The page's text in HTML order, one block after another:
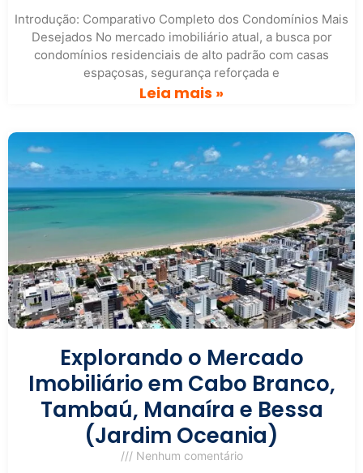
Introdução: Comparativo Completo dos Condomínios Mais
Desejados No mercado imobiliário atual, a busca por
condomínios residenciais de alto padrão com casas
espaçosas, segurança reforçada e
Leia mais »
Explorando o Mercado
Imobiliário em Cabo Branco,
Tambaú, Manaíra e Bessa
(Jardim Oceania)
Nenhum comentário